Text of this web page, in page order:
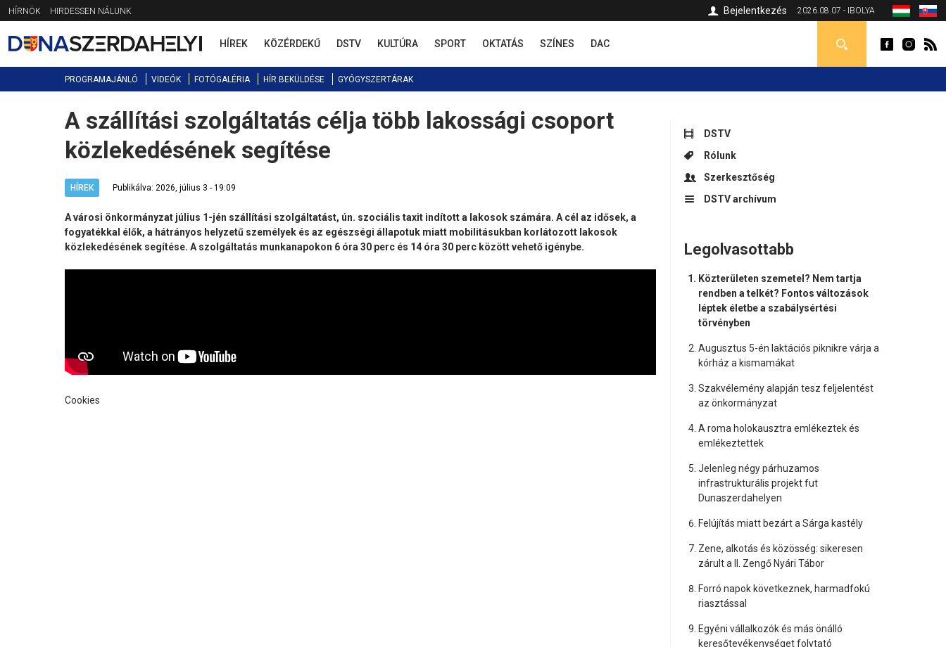
Jump
to
navigation
HÍRNÖK HIRDESSEN NÁLUNK 2026.08.07 - IBOLYA
Bejelentkezés
HÍREK KÖZÉRDEKŰ DSTV KULTÚRA SPORT OKTATÁS SZÍNES DAC
PROGRAMAJÁNLÓ VIDEÓK FOTÓGALÉRIA HÍR BEKÜLDÉSE GYÓGYSZERTÁRAK
Back
to
top
A szállítási szolgáltatás célja több lakossági csoport
közlekedésének segítése
HÍREK Publikálva: 2026, július 3 - 19:09
A városi önkormányzat július 1-jén szállítási szolgáltatást, ún. szociális taxit indított a lakosok számára. A cél az idősek, a
fogyatékkal élők, a hátrányos helyzetű személyek és az egészségi állapotuk miatt mobilitásukban korlátozott lakosok
közlekedésének segítése. A szolgáltatás munkanapokon 6 óra 30 perc és 14 óra 30 perc között vehető igénybe.
Cookies
DSTV
Rólunk
Szerkesztőség
DSTV archívum
Legolvasottabb
Közterületen szemetel? Nem tartja
rendben a telkét? Fontos változások
léptek életbe a szabálysértési
törvényben
Augusztus 5-én laktációs piknikre várja a
kórház a kismamákat
Szakvélemény alapján tesz feljelentést
az önkormányzat
A roma holokausztra emlékeztek és
emlékeztettek
Jelenleg négy párhuzamos
infrastrukturális projekt fut
Dunaszerdahelyen
Felújítás miatt bezárt a Sárga kastély
Zene, alkotás és közösség: sikeresen
zárult a II. Zengő Nyári Tábor
Forró napok következnek, harmadfokú
riasztással
Egyéni vállalkozók és más önálló
keresőtevékenységet folytató